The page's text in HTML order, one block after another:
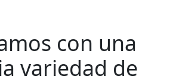
con una
variedad de